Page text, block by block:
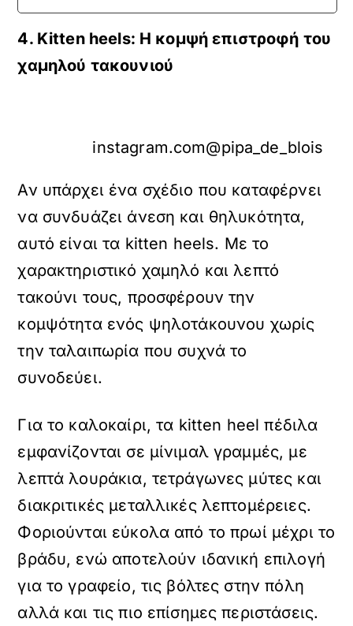
4. Kitten heels: Η κομψή επιστροφή του
χαμηλού τακουνιού
instagram.com@pipa_de_blois
Αν υπάρχει ένα σχέδιο που καταφέρνει
να συνδυάζει άνεση και θηλυκότητα,
αυτό είναι τα kitten heels. Με το
χαρακτηριστικό χαμηλό και λεπτό
τακούνι τους, προσφέρουν την
κομψότητα ενός ψηλοτάκουνου χωρίς
την ταλαιπωρία που συχνά το
συνοδεύει.
Για το καλοκαίρι, τα kitten heel πέδιλα
εμφανίζονται σε μίνιμαλ γραμμές, με
λεπτά λουράκια, τετράγωνες μύτες και
διακριτικές μεταλλικές λεπτομέρειες.
Φοριούνται εύκολα από το πρωί μέχρι το
βράδυ, ενώ αποτελούν ιδανική επιλογή
για το γραφείο, τις βόλτες στην πόλη
αλλά και τις πιο επίσημες περιστάσεις.